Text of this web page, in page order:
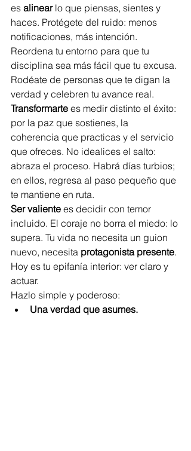
es alinear lo que piensas, sientes y
haces. Protégete del ruido: menos
notificaciones, más intención.
Reordena tu entorno para que tu
disciplina sea más fácil que tu excusa.
Rodéate de personas que te digan la
verdad y celebren tu avance real.
Transformarte es medir distinto el éxito:
por la paz que sostienes, la
coherencia que practicas y el servicio
que ofreces. No idealices el salto:
abraza el proceso. Habrá días turbios;
en ellos, regresa al paso pequeño que
te mantiene en ruta.
Ser valiente es decidir con temor
incluido. El coraje no borra el miedo: lo
supera. Tu vida no necesita un guion
nuevo, necesita protagonista presente.
Hoy es tu epifanía interior: ver claro y
actuar.
Hazlo simple y poderoso:
Una verdad que asumes.